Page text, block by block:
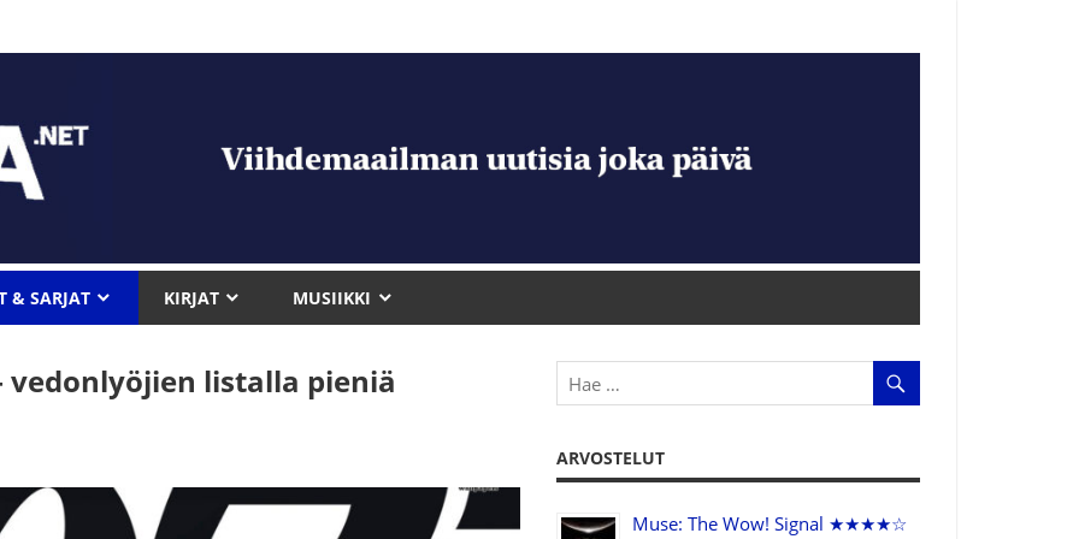
& SARJAT KIRJAT MUSIIKKI
vedonlyöjien listalla pieniä
ARVOSTELUT
Muse: The Wow! Signal ★★★★☆